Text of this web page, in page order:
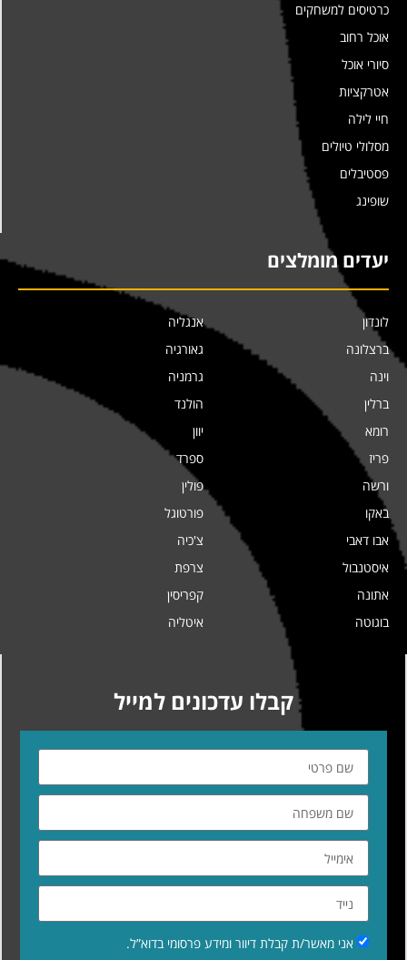
כרטיסים למשחקים
אוכל רחוב
סיורי אוכל
אטרקציות
חיי לילה
מסלולי טיולים
פסטיבלים
שופינג
יעדים מומלצים
לונדון
ברצלונה
וינה
ברלין
רומא
פריז
ורשה
באקו
אבו דאבי
איסטנבול
אתונה
בוגוטה
אנגליה
גאורגיה
גרמניה
הולנד
יוון
ספרד
פולין
פורטוגל
צ'כיה
צרפת
קפריסין
איטליה
קבלו עדכונים למייל
אני מאשר/ת קבלת דיוור ומידע פרסומי בדוא”ל.